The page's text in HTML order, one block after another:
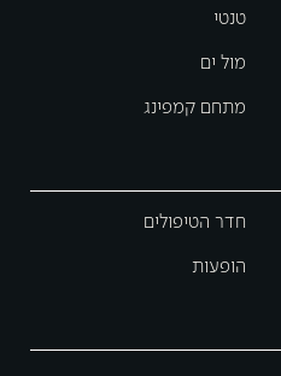
טנטי
מול ים
מתחם קמפינג
חדר הטיפולים
הופעות